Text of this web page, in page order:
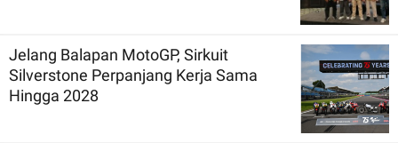
Jelang Balapan MotoGP, Sirkuit
Silverstone Perpanjang Kerja Sama
Hingga 2028